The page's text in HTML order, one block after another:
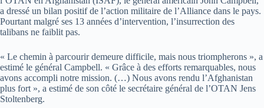
a dressé un bilan positif de l’action militaire de l’Alliance dans le pays.
Pourtant malgré ses 13 années d’intervention, l’insurrection des
talibans ne faiblit pas.
« Le chemin à parcourir demeure difficile, mais nous triompherons », a
estimé le général Campbell. « Grâce à des efforts remarquables, nous
avons accompli notre mission. (…) Nous avons rendu l’Afghanistan
plus fort », a estimé de son côté le secrétaire général de l’OTAN Jens
Stoltenberg.